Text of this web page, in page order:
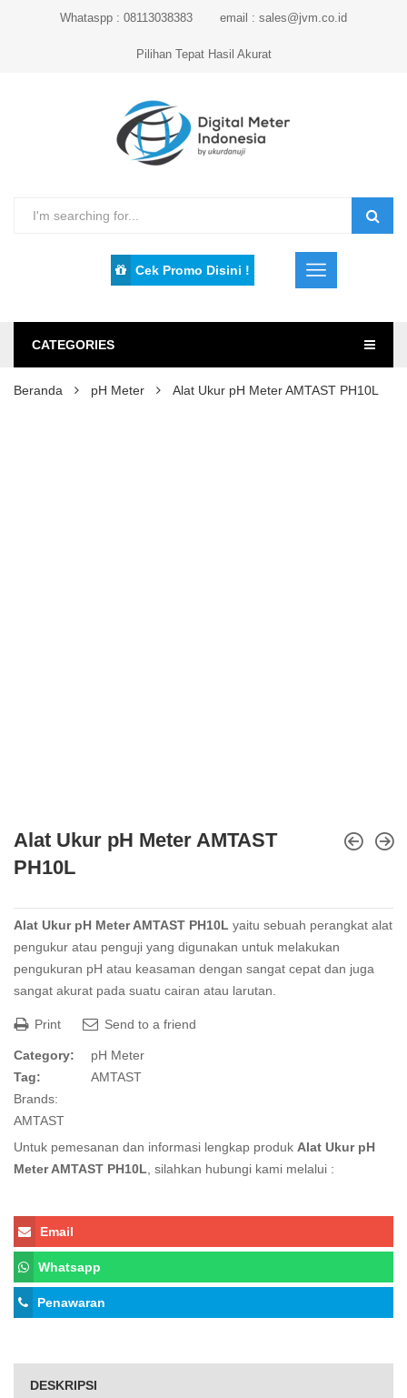
Whataspp : 08113038383 email : sales@jvm.co.id
Pilihan Tepat Hasil Akurat
Cek Promo Disini !
CATEGORIES
Beranda pH Meter Alat Ukur pH Meter AMTAST PH10L
Alat Ukur pH Meter AMTAST
PH10L
Alat Ukur pH Meter AMTAST PH10L yaitu sebuah perangkat alat
pengukur atau penguji yang digunakan untuk melakukan
pengukuran pH atau keasaman dengan sangat cepat dan juga
sangat akurat pada suatu cairan atau larutan.
Print Send to a friend
Category:
pH Meter
Tag:
AMTAST
Brands:
AMTAST
Untuk pemesanan dan informasi lengkap produk Alat Ukur pH
Meter AMTAST PH10L , silahkan hubungi kami melalui :
Email
Whatsapp
Penawaran
DESKRIPSI